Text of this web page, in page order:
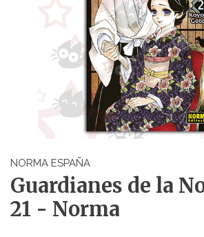
NORMA ESPAÑA
Guardianes de la
21 - Norma